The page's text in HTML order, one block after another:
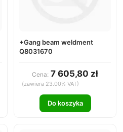
+Gang beam weldment
Q8031670
Cena: 7 605,80 zł
(zawiera 23.00% VAT)
Do koszyka